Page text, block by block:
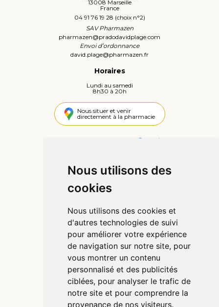
Nous utilisons des
cookies
Nous utilisons des cookies et
d'autres technologies de suivi
pour améliorer votre expérience
de navigation sur notre site, pour
vous montrer un contenu
personnalisé et des publicités
ciblées, pour analyser le trafic de
notre site et pour comprendre la
provenance de nos visiteurs.
13008 Marseille
France
04 91 76 19 28 (choix n°2)
SAV Pharmazen
pharmazen@pradodavidplage.com
Envoi d’ordonnance
david.plage@pharmazen.fr
Horaires
Lundi au samedi
8h30 à 20h
Nous situer et venir
directement à la pharmacie
Informations
Qui sommes-nous ?
Déclarer un effet indésirable
Mentions légales
CGV
Données personnelles
Cookies
Préférences Cookies